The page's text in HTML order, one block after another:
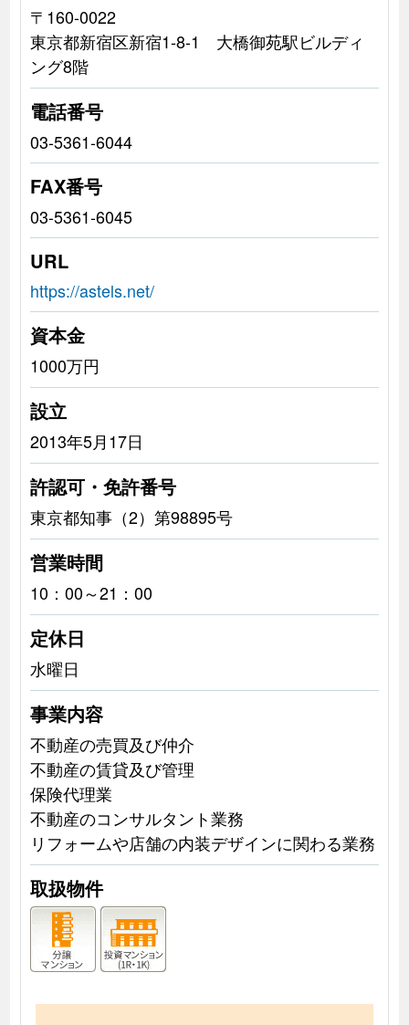
〒160-0022
東京都新宿区新宿1-8-1 大橋御苑駅ビルディ
ング8階
電話番号
03-5361-6044
FAX番号
03-5361-6045
URL
https://astels.net/
資本金
1000万円
設立
2013年5月17日
許認可・免許番号
東京都知事（2）第98895号
営業時間
10：00～21：00
定休日
水曜日
事業内容
不動産の売買及び仲介
不動産の賃貸及び管理
保険代理業
不動産のコンサルタント業務
リフォームや店舗の内装デザインに関わる業務
取扱物件